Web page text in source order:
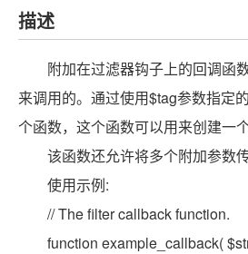
描述
附加在过滤器钩子上的回调函
来调用的。通过使用$tag参数指定
个函数，这个函数可以用来创建一
该函数还允许将多个附加参数
使用示例:
// The filter callback function.
function example_callback(